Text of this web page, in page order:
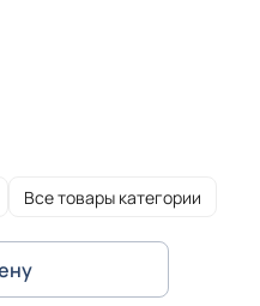
Все товары категории